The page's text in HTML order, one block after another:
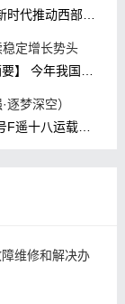
4月23日下午，习近平总书记在重庆主持召开新时代推动西部大开发座谈会，强调进一步形成大保护、大开放、高质量发展新格局，提升区域
定增长势头
梦深空）
4月25日，搭载神舟十八号载人飞船的长征二号F遥十八运载火箭点火发射。 新华社记者 连 振摄 1月29日，神舟十八号航天员乘组在核心舱模拟
维修和解决办